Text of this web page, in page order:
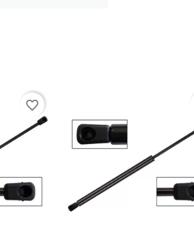
favorite_border